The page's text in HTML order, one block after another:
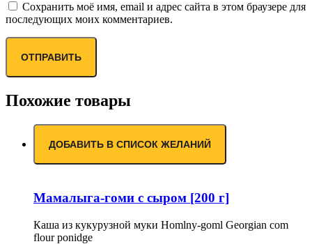
Сохранить моё имя, email и адрес сайта в этом браузере для
последующих моих комментариев.
Похожие товары
ДОБАВИТЬ В СПИСОК ЖЕЛАНИЙ
Мамалыга-гоми с сыром [200 г]
Каша из кукурузной муки Homlny-goml Georgian com
flour ponidge